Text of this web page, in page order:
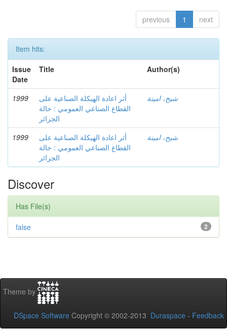
previous 1 next
Item hits:
Issue
Date
Title Author(s)
1999
أثر اعادة الهيكلة الصناعية على
القطاع الصناعي العمومي : حالة
الجزائر
شيح، امينة
1999
أثر اعادة الهيكلة الصناعية على
القطاع الصناعي العمومي : حالة
الجزائر
شيح، امينة
Discover
Has File(s)
2
false
Theme by
DSpace Software Copyright © 2002-2013 Duraspace - Feedback